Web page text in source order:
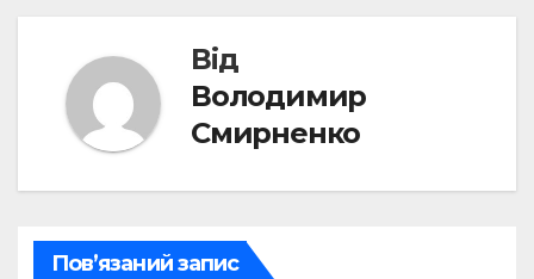
Від
Володимир
Смирненко
Пов’язаний запис